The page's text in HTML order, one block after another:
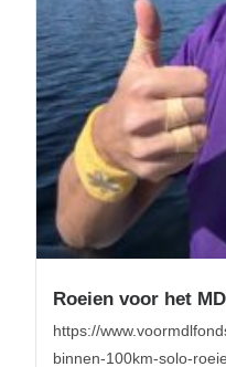
Roeien voor het
https://
binnen-100km-solo-